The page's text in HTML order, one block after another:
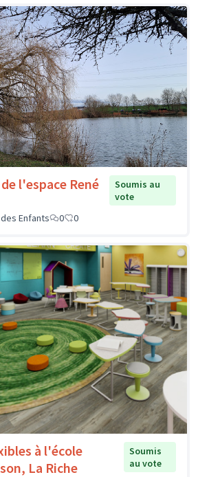
l'espace René
Soumis au
vote
Enfants
0 0
à l'école
La Riche
Soumis
au vote